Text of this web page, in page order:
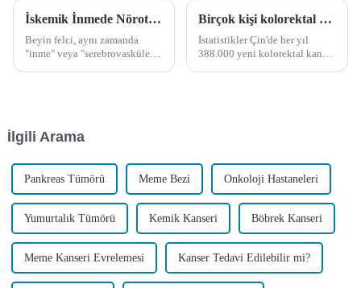
İskemik İnmede Nörotrofik Faktör Tedavisinin Güvenlik ve Etkinliğinin Değerlendirilmesi
Beyin felci, aynı zamanda
"inme" veya "serebrovasküler
Birçok kişi kolorektal kanserin hedefi olabilir! Bağırsak sağlığı için 1 dakikalık kendi kendine test, siz de etkilendiniz mi?
İstatistikler Çin'de her yıl
388.000 yeni kolorektal kanser
İlgili Arama
Pankreas Tümörü Meme Bezi Onkoloji Hastaneleri
Yumurtalık Tümörü Kemik Kanseri Böbrek Kanseri
Meme Kanseri Evrelemesi Kanser Tedavi Edilebilir mi?